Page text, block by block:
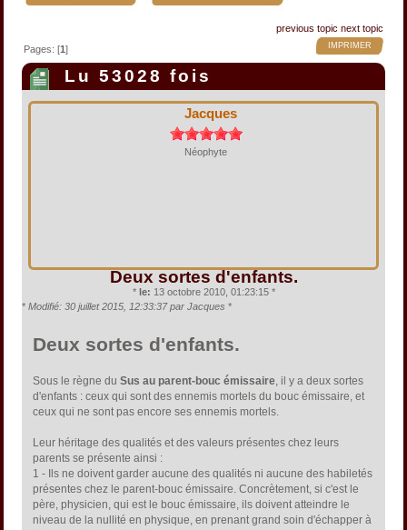
previous topic next topic
IMPRIMER
Pages: [1]
Lu 53028 fois
Jacques
Néophyte
Deux sortes d'enfants.
* le: 13 octobre 2010, 01:23:15 *
* Modifié: 30 juillet 2015, 12:33:37 par Jacques *
Deux sortes d'enfants.
Sous le règne duSus au parent-bouc émissaire, il y a deux sortes
d'enfants : ceux qui sont des ennemis mortels du bouc émissaire, et
ceux qui ne sont pas encore ses ennemis mortels.
Leur héritage des qualités et des valeurs présentes chez leurs
parents se présente ainsi :
1 - Ils ne doivent garder aucune des qualités ni aucune des habiletés
présentes chez le parent-bouc émissaire. Concrètement, si c'est le
père, physicien, qui est le bouc émissaire, ils doivent atteindre le
niveau de la nullité en physique, en prenant grand soin d'échapper à